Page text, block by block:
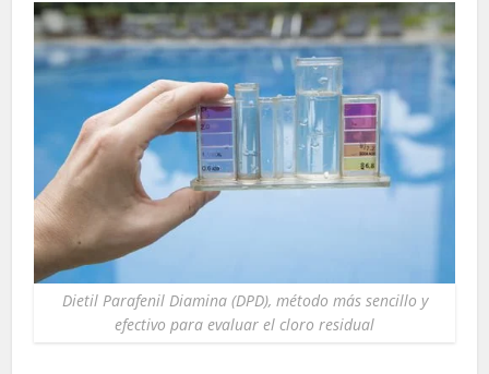
Dietil Parafenil Diamina (DPD), método más sencillo y
efectivo para evaluar el cloro residual